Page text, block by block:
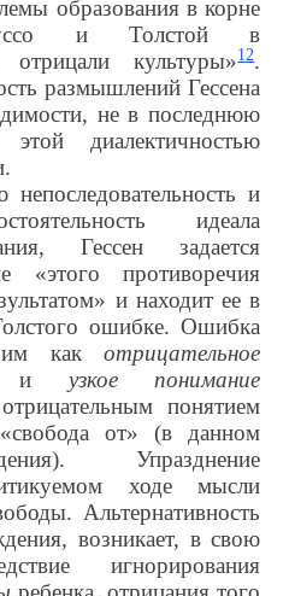
образования в корне
и Толстой в
отрицали культуры»12.
размышлений Гессена
не в последнюю
диалектичностью
и
идеала
Гессен задается
«этого противоречия
и находит ее в
ошибке. Ошибка
им какотрицательное
узкое понимание
понятием
от» (в данном
Упразднение
ходе мысли
Альтернативность
возникает, в свою
игнорирования